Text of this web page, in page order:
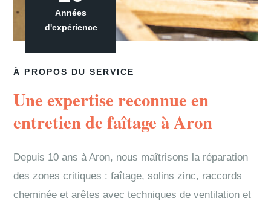
À PROPOS DU SERVICE
Une expertise reconnue en
entretien de faîtage à Aron
Depuis 10 ans à Aron, nous maîtrisons la réparation
des zones critiques : faîtage, solins zinc, raccords
cheminée et arêtes avec techniques de ventilation et
Années
d'expérience